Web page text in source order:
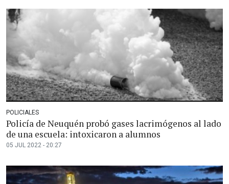
POLICIALES
Policía de Neuquén probó gases lacrimógenos al lado
de una escuela: intoxicaron a alumnos
05 JUL 2022 - 20:27